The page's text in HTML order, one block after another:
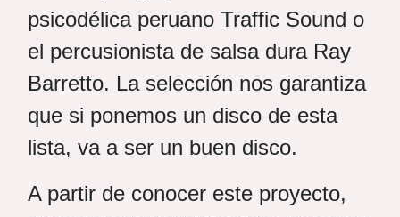
psicodélica peruano Traffic Sound o
el percusionista de salsa dura Ray
Barretto. La selección nos garantiza
que si ponemos un disco de esta
lista, va a ser un buen disco.
A partir de conocer este proyecto,